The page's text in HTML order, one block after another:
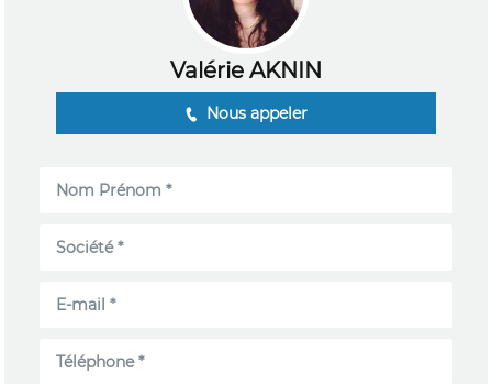
Valérie AKNIN
Nous appeler